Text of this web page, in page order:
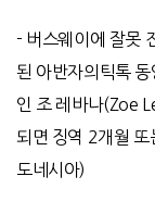
- 버스웨이에 잘못
된 아반자의틱톡 동
인 조 레바나(Zoe
되면 징역 2개월 또
도네시아)